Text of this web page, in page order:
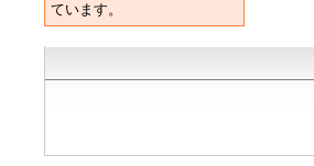
ています。